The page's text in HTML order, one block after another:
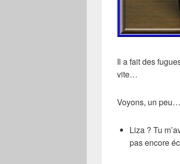
Il a fait des
vite…
Voyons, un
Liza ? Tu
pas encore